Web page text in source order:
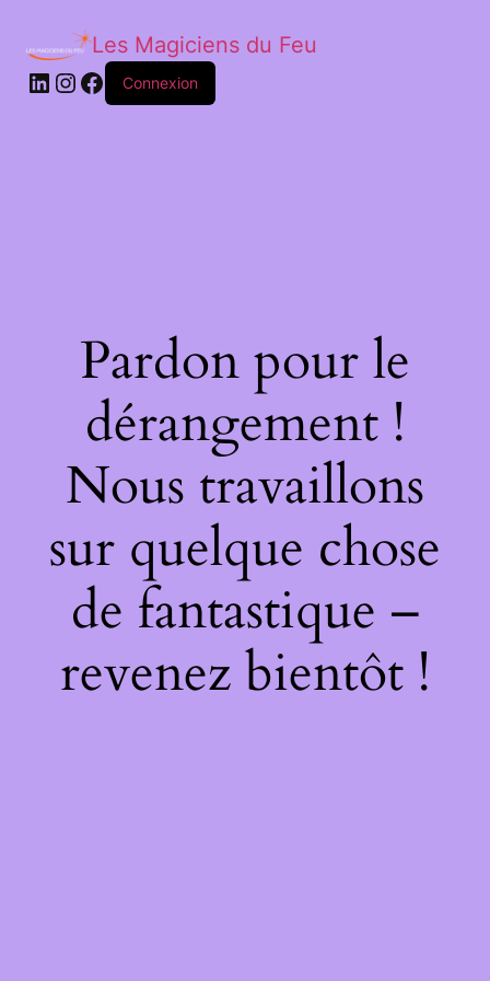
Les Magiciens du Feu
LinkedIn
Instagram
Facebook
Connexion
Pardon pour le
dérangement !
Nous travaillons
sur quelque chose
de fantastique –
revenez bientôt !